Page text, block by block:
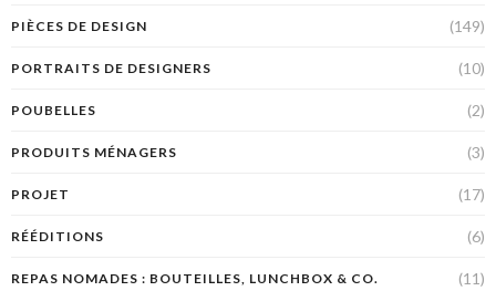
PIÈCES DE DESIGN (149)
PORTRAITS DE DESIGNERS (10)
POUBELLES (2)
PRODUITS MÉNAGERS (3)
PROJET (17)
RÉÉDITIONS (6)
REPAS NOMADES : BOUTEILLES, LUNCHBOX & CO. (11)